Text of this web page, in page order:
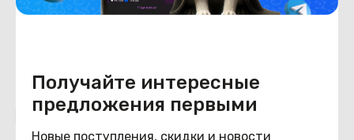
Получайте интересные
предложения первыми
Новые поступления, скидки и новости
Цвет синий
Похожие товары